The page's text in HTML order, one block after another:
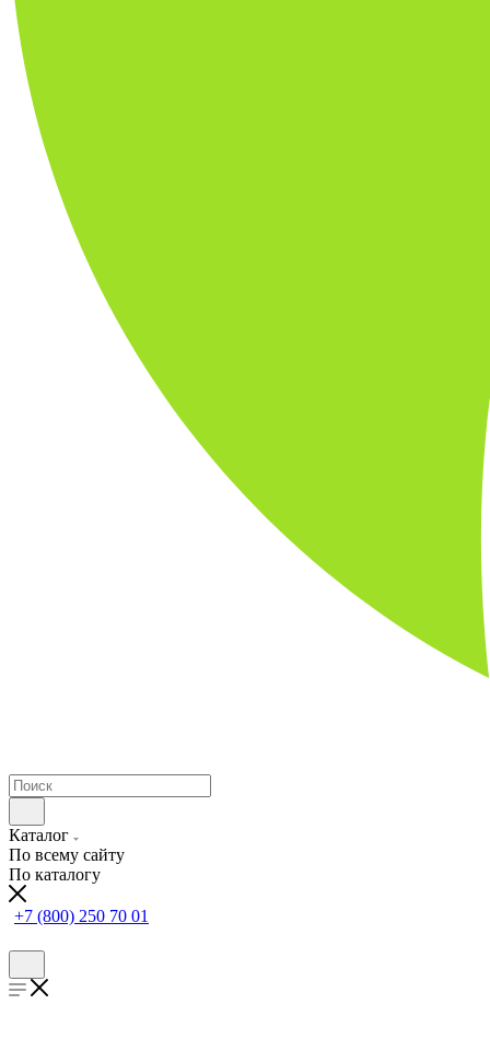
Каталог
По всему сайту
По каталогу
+7 (800) 250 70 01